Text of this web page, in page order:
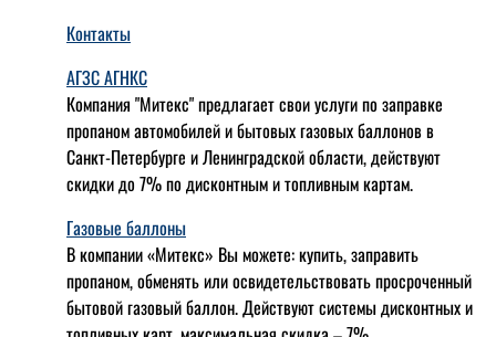
Контакты
АГЗС АГНКС
Компания "Митекс" предлагает свои услуги по заправке
пропаном автомобилей и бытовых газовых баллонов в
Санкт-Петербурге и Ленинградской области, действуют
скидки до 7% по дисконтным и топливным картам.
Газовые баллоны
В компании «Митекс» Вы можете: купить, заправить
пропаном, обменять или освидетельствовать просроченный
бытовой газовый баллон. Действуют системы дисконтных и